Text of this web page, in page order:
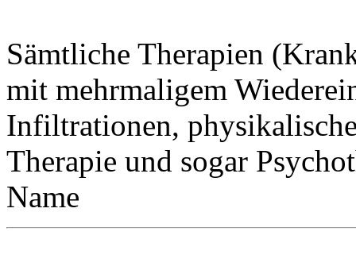
Sämtliche Therapien
mit mehrmaligem
Infiltrationen,
Therapie und sogar
Name